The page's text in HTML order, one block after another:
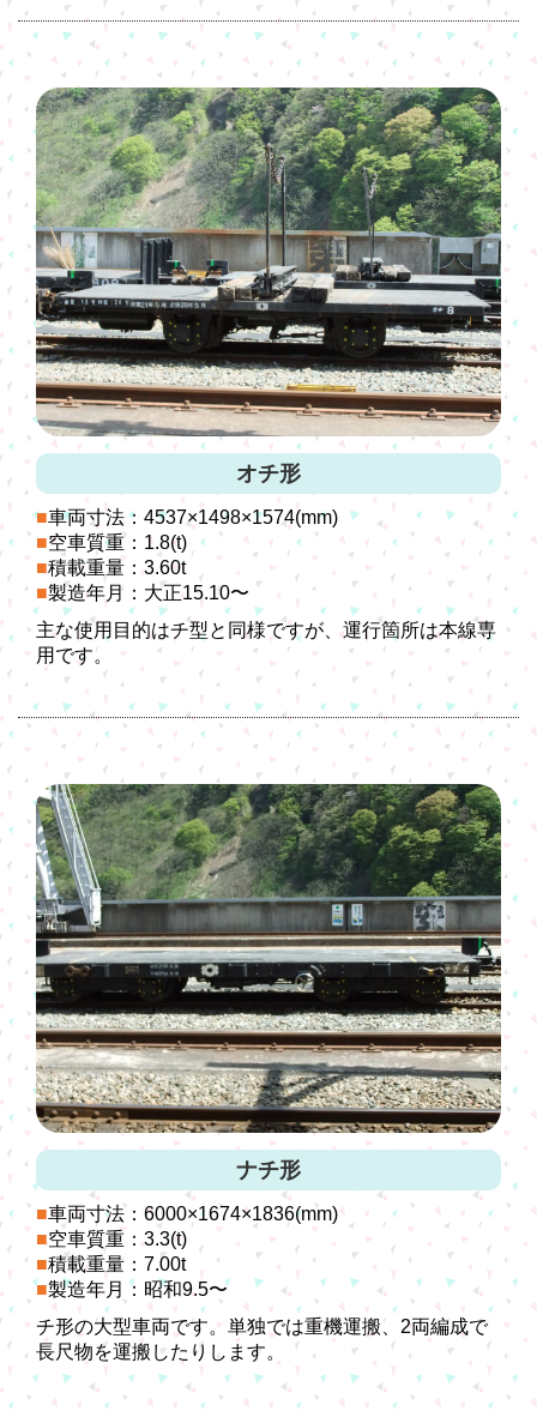
オチ形
車両寸法：4537×1498×1574(mm)
空車質重：1.8(t)
積載重量：3.60t
製造年月：大正15.10〜
主な使用目的はチ型と同様ですが、運行箇所は本線専
用です。
ナチ形
車両寸法：6000×1674×1836(mm)
空車質重：3.3(t)
積載重量：7.00t
製造年月：昭和9.5〜
チ形の大型車両です。単独では重機運搬、2両編成で
長尺物を運搬したりします。